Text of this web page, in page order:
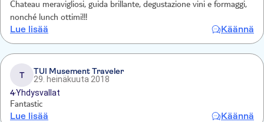
Chateau meravigliosi, guida brillante, degustazione vini e formaggi,
nonché lunch ottimi!!!
Lue lisää Käännä
T
TUI Musement Traveler
29. heinäkuuta 2018
4Yhdysvallat
Fantastic
Lue lisää Käännä